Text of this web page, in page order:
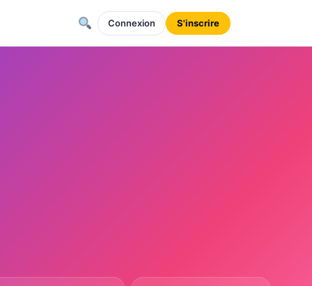
Connexion S'inscrire